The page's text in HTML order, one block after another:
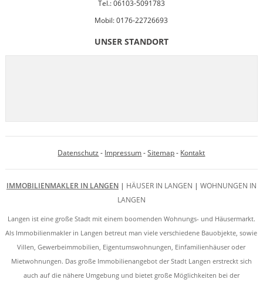
Tel.: 06103-5091783
Mobil: 0176-22726693
UNSER STANDORT
Datenschutz - Impressum-Sitemap- Kontakt
IMMOBILIENMAKLER IN LANGEN| HÄUSER IN LANGEN | WOHNUNGEN IN
LANGEN
Langen ist eine große Stadt mit einem boomenden Wohnungs- und Häusermarkt.
Als Immobilienmakler in Langen betreut man viele verschiedene Bauobjekte, sowie
Villen, Gewerbeimmobilien, Eigentumswohnungen, Einfamilienhäuser oder
Mietwohnungen. Das große Immobilienangebot der Stadt Langen erstreckt sich
auch auf die nähere Umgebung und bietet große Möglichkeiten bei der